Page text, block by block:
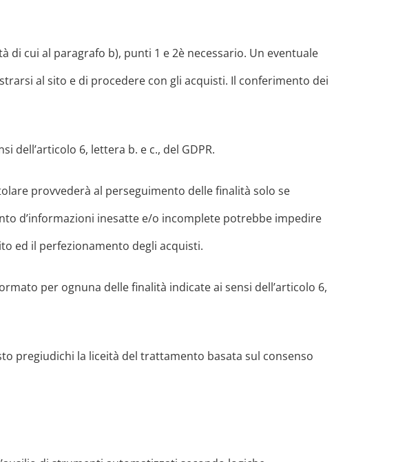
cui al paragrafo b), punti 1 e 2è necessario. Un eventuale
al sito e di procedere con gli acquisti. Il conferimento dei
dell’articolo 6, lettera b. e c., del GDPR.
provvederà al perseguimento delle finalità solo se
d’informazioni inesatte e/o incomplete potrebbe impedire
ed il perfezionamento degli acquisti.
per ognuna delle finalità indicate ai sensi dell’articolo 6,
pregiudichi la liceità del trattamento basata sul consenso